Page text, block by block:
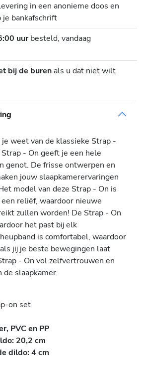
in een anonieme doos en
je bankafschrift
uurbesteld, vandaag
bij de burenals u dat niet wilt
weet van de klassieke Strap -
- On geeft je een hele
genot. De frisse ontwerpen en
jouw slaapkamerervaringen
model van deze Strap - On is
reliëf, waardoor nieuwe
zullen worden! De Strap - On
het past bij elk
is comfortabel, waardoor
jij je beste bewegingen laat
- On vol zelfvertrouwen en
slaapkamer.
on set
PVC en PP
20,2 cm
dildo:4 cm